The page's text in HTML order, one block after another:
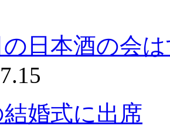
の日本酒の会
婚式に出席